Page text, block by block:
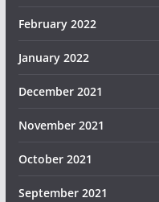
February 2022
January 2022
December 2021
November 2021
October 2021
September 2021